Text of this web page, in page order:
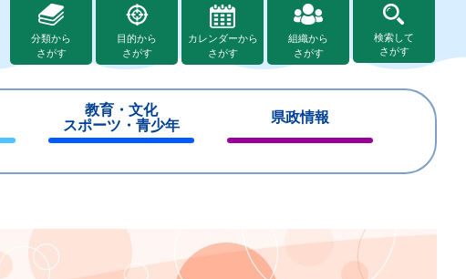
分類から
さがす
目的から
さがす
カレンダーから
さがす
組織から
さがす
検索して
さがす
教育・文化
スポーツ・青少年
じ
県政情報
じ